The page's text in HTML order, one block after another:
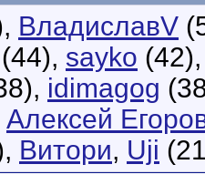
ВладиславV
(44), sayko
idimagog
Алексей
Витори, Uji